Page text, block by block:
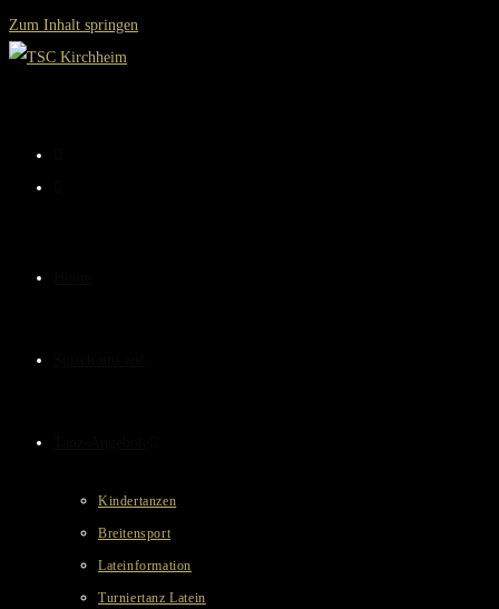
Zum Inhalt springen
Kindertanzen
Breitensport
Lateinformation
Turniertanz Latein